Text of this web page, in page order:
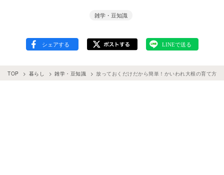
雑学・豆知識
TOP 暮らし 雑学・豆知識 放っておくだけだから簡単！かいわれ大根の育て方の